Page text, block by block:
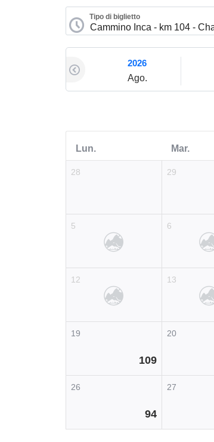
Tipo di biglietto
2026
Ago.
Lun.
28
5
12
19
109
26
94
Mar.
29
6
13
20
27